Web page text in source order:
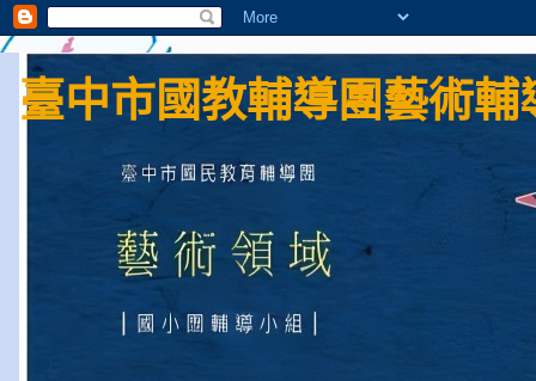
臺中市國教輔導團藝術